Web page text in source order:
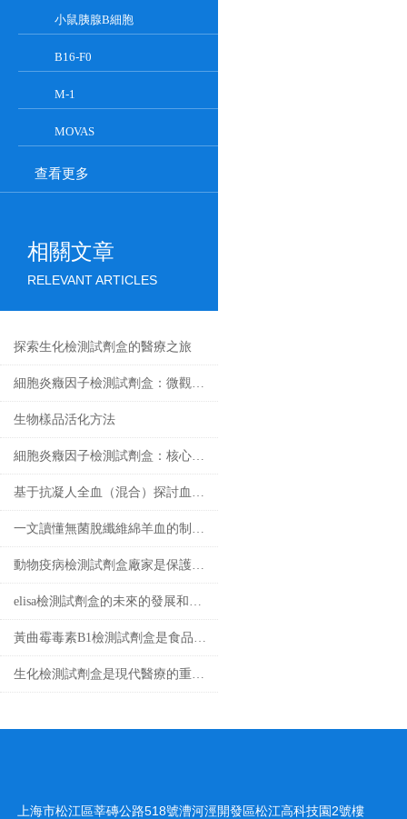
小鼠胰腺Β細胞
B16-F0
M-1
MOVAS
查看更多
相關文章
RELEVANT ARTICLES
探索生化檢測試劑盒的醫療之旅
細胞炎癥因子檢測試劑盒：微觀戰場里的“情報解碼器”
生物樣品活化方法
細胞炎癥因子檢測試劑盒：核心技術與檢測原理全解析
基于抗凝人全血（混合）探討血液流變學特性及其影響因素
一文讀懂無菌脫纖維綿羊血的制備工藝
動物疫病檢測試劑盒廠家是保護動物健康的重要環節
elisa檢測試劑盒的未來的發展和優點分享
黃曲霉毒素B1檢測試劑盒是食品安全的新工具
生化檢測試劑盒是現代醫療的重要工具
上海市松江區莘磚公路518號漕河涇開發區松江高科技園2號樓